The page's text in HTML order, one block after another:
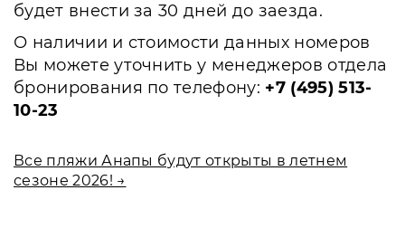
будет внести за 30 дней до заезда.
О наличии и стоимости данных номеров
Вы можете уточнить у менеджеров отдела
бронирования по телефону: +7 (495) 513-
10-23
Все пляжи Анапы будут открыты в летнем
сезоне 2026! →